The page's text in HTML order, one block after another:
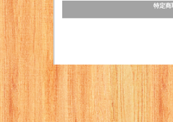
特定商